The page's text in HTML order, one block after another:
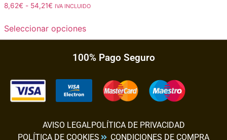
8,62€ - 54,21€ IVA INCLUIDO
Seleccionar opciones
100% Pago Seguro
AVISO LEGALPOLÍTICA DE PRIVACIDAD
POLÍTICA DE COOKIES
CONDICIONES DE COMPRA